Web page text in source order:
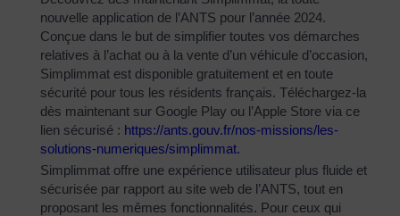
nouvelle application de l’ANTS pour l’année 2024.
Conçue dans le but de simplifier toutes vos démarches
relatives à l’achat ou à la vente d’un véhicule d’occasion,
Simplimmat est disponible gratuitement et en toute
sécurité pour tous les résidents français. Téléchargez-la
dès maintenant sur Google Play ou l’Apple Store via ce
lien sécurisé : https://ants.gouv.fr/nos-missions/les-
solutions-numeriques/simplimmat.
Simplimmat offre une expérience utilisateur plus fluide et
sécurisée par rapport au site web de l’ANTS, tout en
proposant les mêmes fonctionnalités. Pour ceux qui